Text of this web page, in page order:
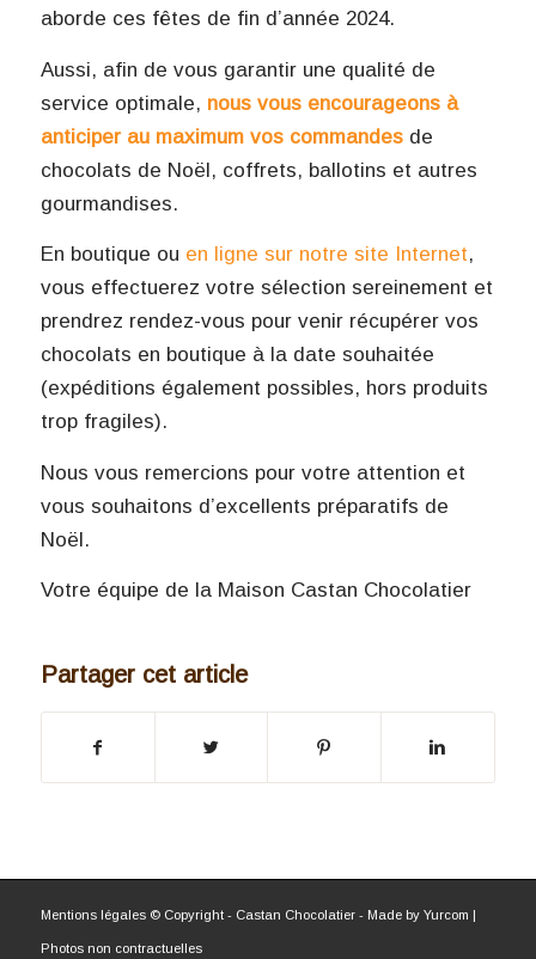
aborde ces fêtes de fin d’année 2024.
Aussi, afin de vous garantir une qualité de
service optimale, nous vous encourageons à
anticiper au maximum vos commandesde
chocolats de Noël, coffrets, ballotins et autres
gourmandises.
En boutique ou en ligne sur notre site Internet,
vous effectuerez votre sélection sereinement et
prendrez rendez-vous pour venir récupérer vos
chocolats en boutique à la date souhaitée
(expéditions également possibles, hors produits
trop fragiles).
Nous vous remercions pour votre attention et
vous souhaitons d’excellents préparatifs de
Noël.
Votre équipe de la Maison Castan Chocolatier
Partager cet article
Mentions légales© Copyright - Castan Chocolatier - Made by Yurcom |
Photos non contractuelles